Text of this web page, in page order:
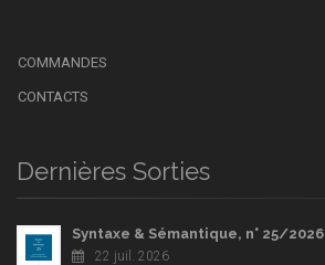
COMMANDES
CONTACTS
Dernières Sorties
Syntaxe & Sémantique, n° 25/2026
22 juil. 2026